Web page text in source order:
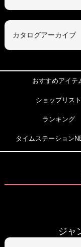
カタログアーカイブ
おすすめアイテ
ショップリスト
ランキング
タイムステーション
ジャ